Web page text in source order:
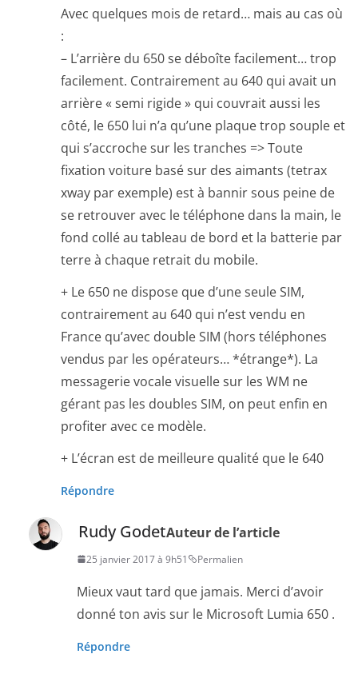
Avec quelques mois de retard… mais au cas où
:
– L’arrière du 650 se déboîte facilement… trop
facilement. Contrairement au 640 qui avait un
arrière « semi rigide » qui couvrait aussi les
côté, le 650 lui n’a qu’une plaque trop souple et
qui s’accroche sur les tranches => Toute
fixation voiture basé sur des aimants (tetrax
xway par exemple) est à bannir sous peine de
se retrouver avec le téléphone dans la main, le
fond collé au tableau de bord et la batterie par
terre à chaque retrait du mobile.
+ Le 650 ne dispose que d’une seule SIM,
contrairement au 640 qui n’est vendu en
France qu’avec double SIM (hors téléphones
vendus par les opérateurs… *étrange*). La
messagerie vocale visuelle sur les WM ne
gérant pas les doubles SIM, on peut enfin en
profiter avec ce modèle.
+ L’écran est de meilleure qualité que le 640
Répondre
Rudy GodetAuteur de l’article
25 janvier 2017 à 9h51 Permalien
Mieux vaut tard que jamais. Merci d’avoir
donné ton avis sur le Microsoft Lumia 650 .
Répondre